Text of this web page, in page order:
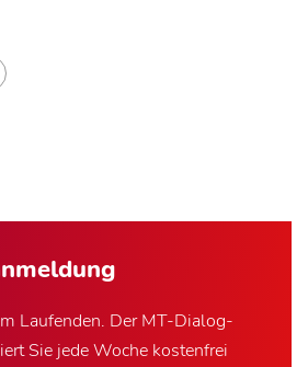
Laufenden. Der MT-Dialog-
Sie jede Woche kostenfrei